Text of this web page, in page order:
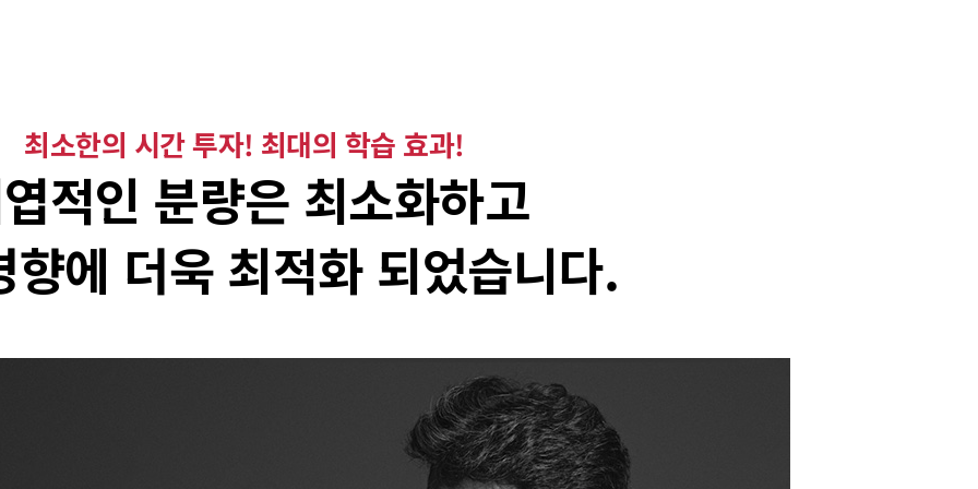
최소한의 시간 투자! 최대의 학습 효과!
적인 분량은 최소화하고
향에 더욱 최적화 되었습니다.